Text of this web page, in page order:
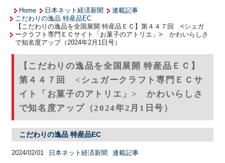
Home 日本ネット経済新聞
連載記事
こだわりの逸品 特産品EC
【こだわりの逸品を全国展開 特産品ＥＣ】第４４７回 <シュガ
ークラフト専門ＥＣサイト「お菓子のアトリエ」> かわいらしさ
で知名度アップ（2024年2月1日号）
【こだわりの逸品を全国展開 特産品ＥＣ】
第４４７回 <シュガークラフト専門ＥＣサ
イト「お菓子のアトリエ」> かわいらしさ
で知名度アップ（2024年2月1日号）
こだわりの逸品 特産品EC
2024/02/01 日本ネット経済新聞 連載記事